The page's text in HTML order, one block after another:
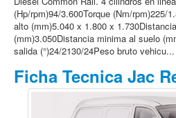
(Hp/rpm)94/3.600Torque (Nm/rpm)225/
alto (mm)5.040 x 1.800 x
(mm)3.050Distancia minima al suelo
salida (°)24/2130/24Peso bruto vehicu...
Ficha Tecnica Jac